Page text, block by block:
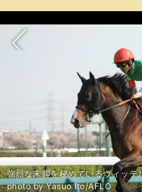
ー
バ
強烈な末脚を秘めているヴィッテ
photo by Yasuo Ito/AFLO